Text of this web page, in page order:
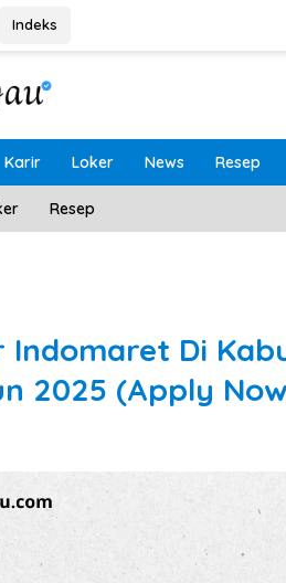
Indeks
Karir Loker News Resep
Resep
Indomaret Di
2025 (Apply